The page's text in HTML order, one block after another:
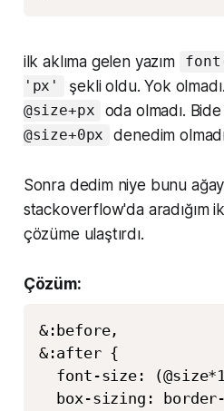
ilk aklıma gelen yazım
'px'
şekli oldu. Yok
@size+px
oda olmadı. Bide
@size+0px
denedim
Sonra dedim niye bunu
stackoverflow'da aradığım
çözüme ulaştırdı.
Çözüm:
&:before,
&:after {
font-size:
box-sizing: